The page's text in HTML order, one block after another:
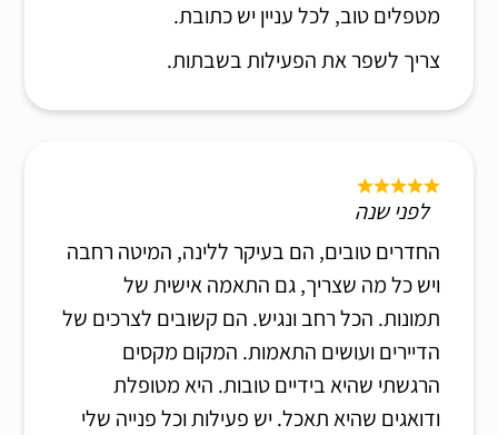
מטפלים טוב, לכל עניין יש כתובת.
צריך לשפר את הפעילות בשבתות.
לפני שנה
החדרים טובים, הם בעיקר ללינה, המיטה רחבה
ויש כל מה שצריך, גם התאמה אישית של
תמונות. הכל רחב ונגיש. הם קשובים לצרכים של
הדיירים ועושים התאמות. המקום מקסים
הרגשתי שהיא בידיים טובות. היא מטופלת
ודואגים שהיא תאכל. יש פעילות וכל פנייה שלי